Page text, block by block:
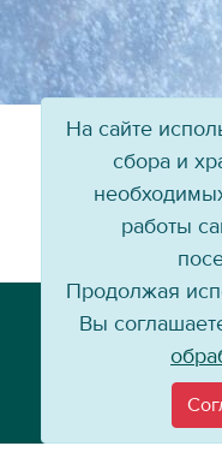
На сайте
сбора и
работы
Продолжая
Вы